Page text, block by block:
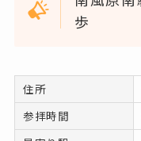
歩
住所
参拝時間